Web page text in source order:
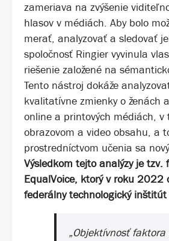
zameriava na zvýšenie
hlasov v médiách. Aby bolo
merať, analyzovať a sledovať
spoločnosť Ringier vyvinula
riešenie založené na
Tento nástroj dokáže
kvalitatívne zmienky o ženách
online a printových médiách, v
obrazovom a video obsahu, a
prostredníctvom učenia sa
Výsledkom tejto analýzy je tzv.
EqualVoice, ktorý v roku 2022
federálny technologický inštitút
„Objektívnosť faktora